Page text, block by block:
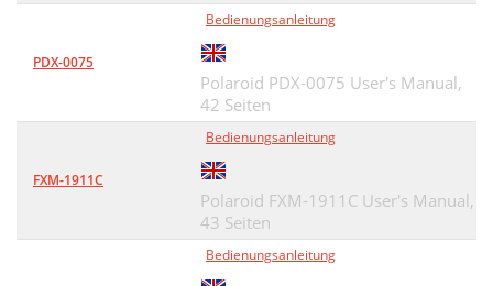
PDX-0075
Bedienungsanleitung
Polaroid PDX-0075 User's Manual,
42 Seiten
FXM-1911C
Bedienungsanleitung
Polaroid FXM-1911C User's Manual,
43 Seiten
Bedienungsanleitung